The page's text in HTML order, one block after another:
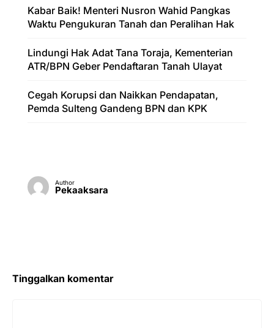
Kabar Baik! Menteri Nusron Wahid Pangkas
Waktu Pengukuran Tanah dan Peralihan Hak
Lindungi Hak Adat Tana Toraja, Kementerian
ATR/BPN Geber Pendaftaran Tanah Ulayat
Cegah Korupsi dan Naikkan Pendapatan,
Pemda Sulteng Gandeng BPN dan KPK
Author
Pekaaksara
Tinggalkan komentar